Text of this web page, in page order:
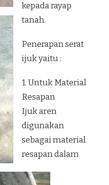
kepada rayap
tanah.
Penerapan serat
ijuk yaitu :
1. Untuk Material
Resapan
Ijuk aren
digunakan
sebagai material
resapan dalam